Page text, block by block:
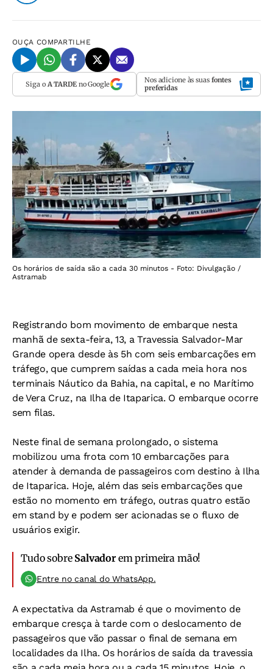
OUÇA COMPARTILHE
Siga o A TARDEno Google Nos adicione às suas fontes
preferidas
Os horários de saída são a cada 30 minutos - Foto: Divulgação /
Astramab
Registrando bom movimento de embarque nesta
manhã de sexta-feira, 13, a Travessia Salvador-Mar
Grande opera desde às 5h com seis embarcações em
tráfego, que cumprem saídas a cada meia hora nos
terminais Náutico da Bahia, na capital, e no Marítimo
de Vera Cruz, na Ilha de Itaparica. O embarque ocorre
sem filas.
Neste final de semana prolongado, o sistema
mobilizou uma frota com 10 embarcações para
atender à demanda de passageiros com destino à Ilha
de Itaparica. Hoje, além das seis embarcações que
estão no momento em tráfego, outras quatro estão
em stand by e podem ser acionadas se o fluxo de
usuários exigir.
Tudo sobre Salvadorem primeira mão!
Entre no canal do WhatsApp.
A expectativa da Astramab é que o movimento de
embarque cresça à tarde com o deslocamento de
passageiros que vão passar o final de semana em
localidades da Ilha. Os horários de saída da travessia